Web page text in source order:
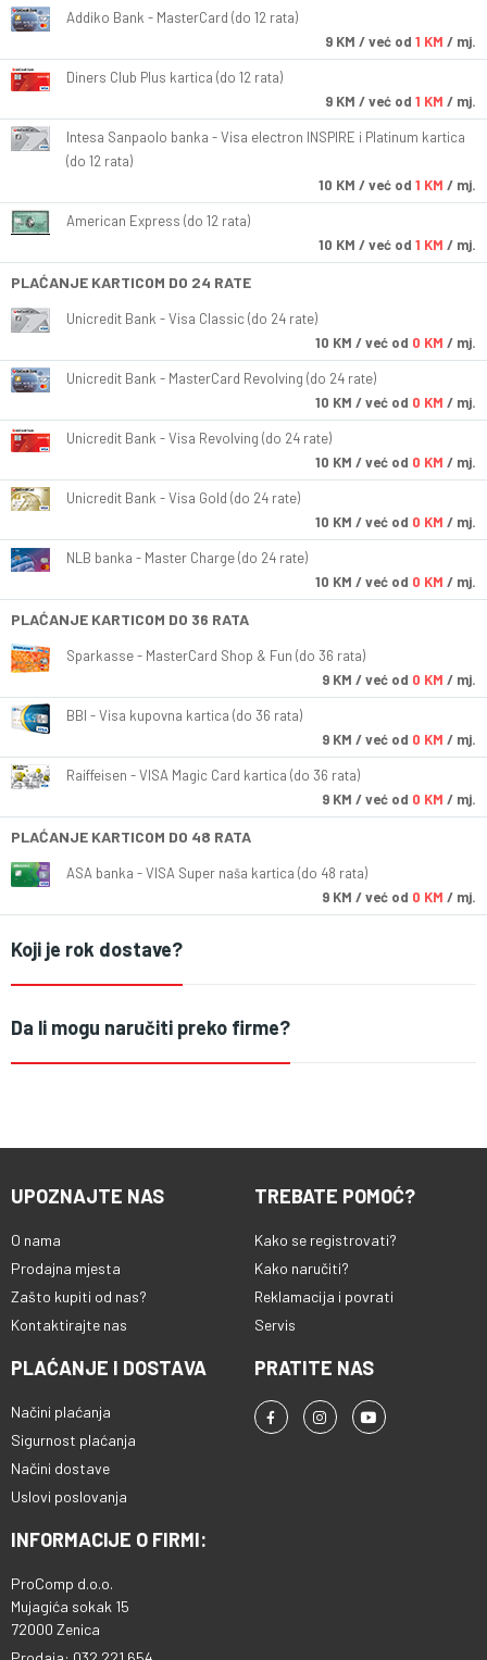
Addiko Bank - MasterCard (do 12 rata)
9 KM / već od 1 KM / mj.
Diners Club Plus kartica (do 12 rata)
9 KM / već od 1 KM / mj.
Intesa Sanpaolo banka - Visa electron INSPIRE i Platinum kartica
(do 12 rata)
10 KM / već od 1 KM / mj.
American Express (do 12 rata)
10 KM / već od 1 KM / mj.
PLAĆANJE KARTICOM DO 24 RATE
Unicredit Bank - Visa Classic (do 24 rate)
10 KM / već od 0 KM / mj.
Unicredit Bank - MasterCard Revolving (do 24 rate)
10 KM / već od 0 KM / mj.
Unicredit Bank - Visa Revolving (do 24 rate)
10 KM / već od 0 KM / mj.
Unicredit Bank - Visa Gold (do 24 rate)
10 KM / već od 0 KM / mj.
NLB banka - Master Charge (do 24 rate)
10 KM / već od 0 KM / mj.
PLAĆANJE KARTICOM DO 36 RATA
Sparkasse - MasterCard Shop & Fun (do 36 rata)
9 KM / već od 0 KM / mj.
BBI - Visa kupovna kartica (do 36 rata)
9 KM / već od 0 KM / mj.
Raiffeisen - VISA Magic Card kartica (do 36 rata)
9 KM / već od 0 KM / mj.
PLAĆANJE KARTICOM DO 48 RATA
ASA banka - VISA Super naša kartica (do 48 rata)
9 KM / već od 0 KM / mj.
Koji je rok dostave?
Da li mogu naručiti preko firme?
UPOZNAJTE NAS
O nama
Prodajna mjesta
Zašto kupiti od nas?
Kontaktirajte nas
TREBATE POMOĆ?
Kako se registrovati?
Kako naručiti?
Reklamacija i povrati
Servis
PLAĆANJE I DOSTAVA
Načini plaćanja
Sigurnost plaćanja
Načini dostave
Uslovi poslovanja
PRATITE NAS
INFORMACIJE O FIRMI:
ProComp d.o.o.
Mujagića sokak 15
72000 Zenica